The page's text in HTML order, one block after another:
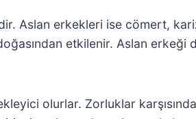
Aslan erkekleri ise cömert,
etkilenir. Aslan erkeği
olurlar. Zorluklar